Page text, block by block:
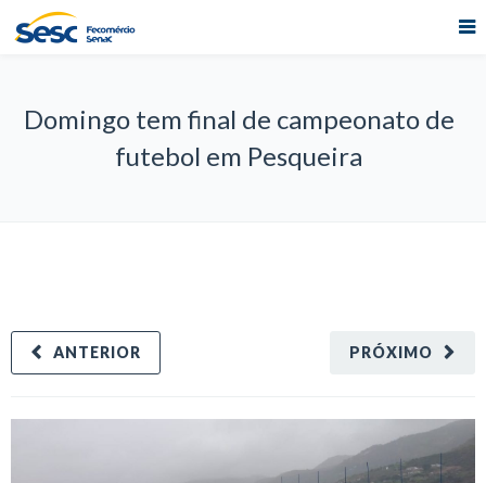
Domingo tem final de campeonato de
futebol em Pesqueira
PRÓXIMO
ANTERIOR